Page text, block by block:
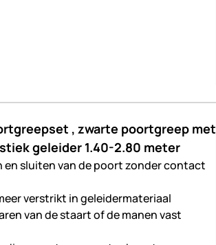
, zwarte poortgreep met
geleider 1.40-2.80 meter
en sluiten van de poort zonder contact
verstrikt in geleidermateriaal
van de staart of de manen vast